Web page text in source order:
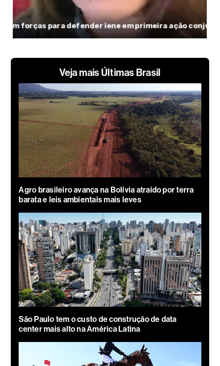
Veja mais Últimas Brasil
Agro brasileiro avança na Bolívia atraído por terra
barata e leis ambientais mais leves
São Paulo tem o custo de construção de data
center mais alto na América Latina